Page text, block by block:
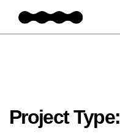
Project Type: